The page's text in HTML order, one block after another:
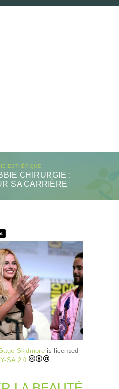
ESTHÉTIQUE
CHIRURGIE :
SA CARRIÈRE
Skidmore is licensed
SA 2.0